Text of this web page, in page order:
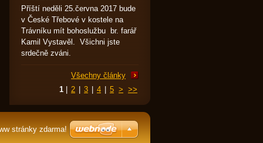
Příští neděli 25.června 2017 bude
v České Třebové v kostele na
Trávníku mít bohoslužbu br. farář
Kamil Vystavěl. Všichni jste
srdečně zváni.
Všechny články
1
2 3 4 5 > >>
stránky zdarma!